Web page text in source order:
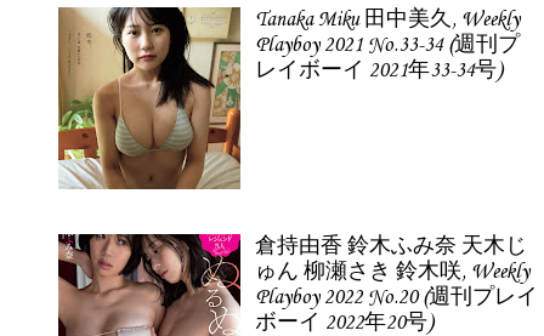
Tanaka Miku 田中美久, Weekly
Playboy 2021 No.33-34 (週刊プ
レイボーイ 2021年33-34号)
倉持由香 鈴木ふみ奈 天木じ
ゅん 柳瀬さき 鈴木咲, Weekly
Playboy 2022 No.20 (週刊プレイ
ボーイ 2022年20号)